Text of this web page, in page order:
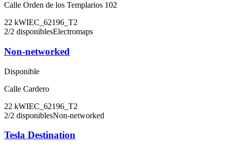
Calle Orden de los Templarios 102
22 kWIEC_62196_T2
2/2 disponiblesElectromaps
Non-networked
Disponible
Calle Cardero
22 kWIEC_62196_T2
2/2 disponiblesNon-networked
Tesla Destination